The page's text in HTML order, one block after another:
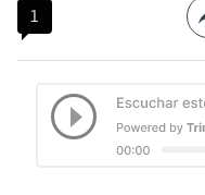
1